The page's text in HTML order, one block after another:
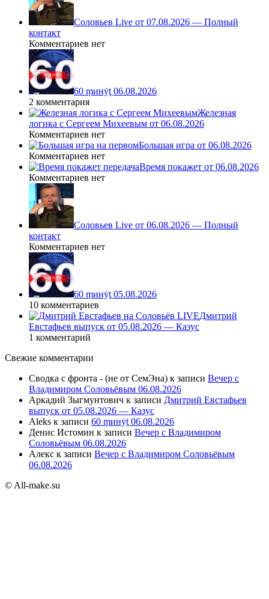
Соловьев Live от 07.08.2026 — Полный
контакт
Комментариев нет
60 ṃинẏƫ 06.08.2026
2 комментария
Железная
логика с Сергеем Михеевым от 06.08.2026
Комментариев нет
Большая игра от 06.08.2026
Комментариев нет
Время покажет от 06.08.2026
Комментариев нет
Соловьев Live от 06.08.2026 — Полный
контакт
Комментариев нет
60 ṃинẏƫ 05.08.2026
10 комментариев
Дмитрий
Евстафьев выпуск от 05.08.2026 — Казус
1 комментарий
Свежие комментарии
Сводка с фронта - (не от СемЭна) к записи Вечер с
Владимиром Соловьёвым 06.08.2026
Аркадий Зыгмунтович к записи Дмитрий Евстафьев
выпуск от 05.08.2026 — Казус
Aleks к записи 60 ṃинẏƫ 06.08.2026
Денис Истомин к записи Вечер с Владимиром
Соловьёвым 06.08.2026
Алекс к записи Вечер с Владимиром Соловьёвым
06.08.2026
© All-make.su